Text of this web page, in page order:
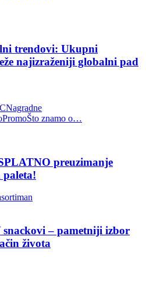
trendovi: Ukupni
najizraženiji globalni pad
Nagradne
PromoŠto znamo o…
preuzimanje
– pametniji izbor
života